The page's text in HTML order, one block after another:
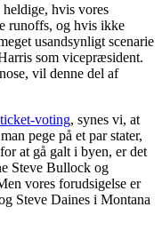
hvis vores
runoffs, og hvis ikke
usandsynligt scenarie
som vicepræsident.
vil denne del af
voting, synes vi, at
pege på et par stater,
at gå galt i byen, er det
Steve Bullock og
vores forudsigelse er
Steve Daines i Montana